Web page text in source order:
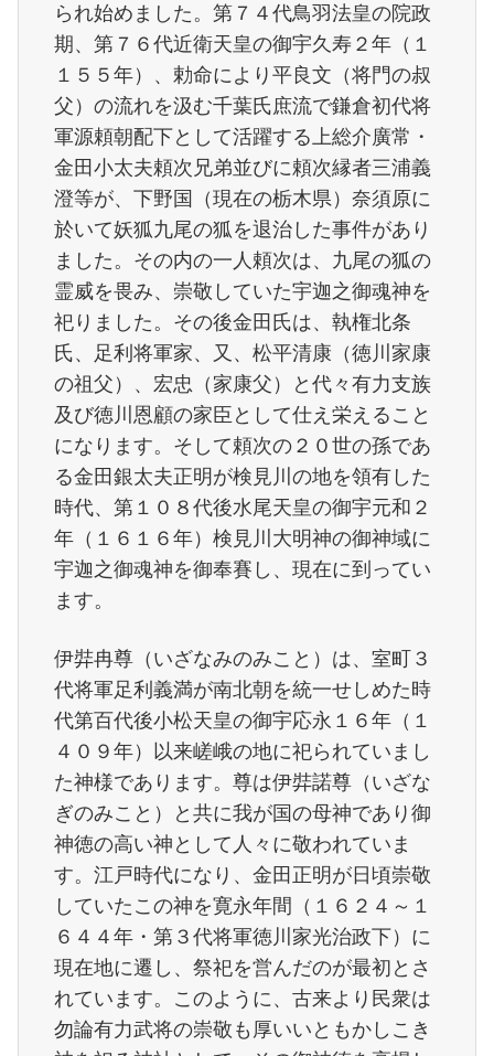
られ始めました。第７４代鳥羽法皇の院政
期、第７６代近衛天皇の御宇久寿２年（１
１５５年）、勅命により平良文（将門の叔
父）の流れを汲む千葉氏庶流で鎌倉初代将
軍源頼朝配下として活躍する上総介廣常・
金田小太夫頼次兄弟並びに頼次縁者三浦義
澄等が、下野国（現在の栃木県）奈須原に
於いて妖狐九尾の狐を退治した事件があり
ました。その内の一人頼次は、九尾の狐の
霊威を畏み、崇敬していた宇迦之御魂神を
祀りました。その後金田氏は、執権北条
氏、足利将軍家、又、松平清康（徳川家康
の祖父）、宏忠（家康父）と代々有力支族
及び徳川恩顧の家臣として仕え栄えること
になります。そして頼次の２０世の孫であ
る金田銀太夫正明が検見川の地を領有した
時代、第１０８代後水尾天皇の御宇元和２
年（１６１６年）検見川大明神の御神域に
宇迦之御魂神を御奉賽し、現在に到ってい
ます。
伊弉冉尊（いざなみのみこと）は、室町３
代将軍足利義満が南北朝を統一せしめた時
代第百代後小松天皇の御宇応永１６年（１
４０９年）以来嵯峨の地に祀られていまし
た神様であります。尊は伊弉諾尊（いざな
ぎのみこと）と共に我が国の母神であり御
神徳の高い神として人々に敬われていま
す。江戸時代になり、金田正明が日頃崇敬
していたこの神を寛永年間（１６２４～１
６４４年・第３代将軍徳川家光治政下）に
現在地に遷し、祭祀を営んだのが最初とさ
れています。このように、古来より民衆は
勿論有力武将の崇敬も厚いいともかしこき